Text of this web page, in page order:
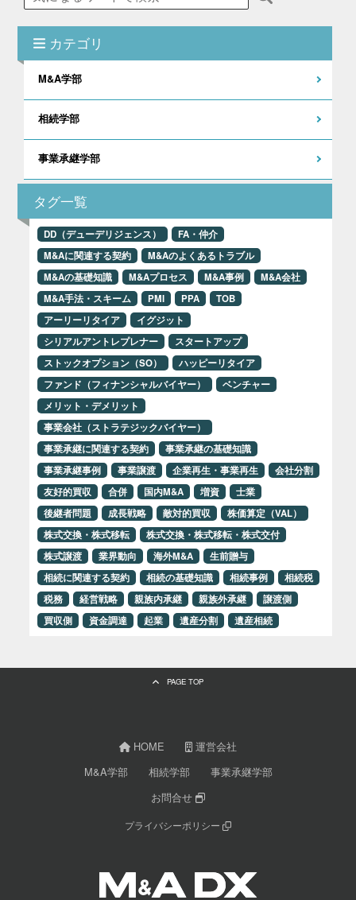
カテゴリ
M&A学部
相続学部
事業承継学部
タグ一覧
DD（デューデリジェンス）
FA・仲介
M&Aに関連する契約
M&Aのよくあるトラブル
M&Aの基礎知識
M&Aプロセス M&A事例
M&A会社
M&A手法・スキーム
PMI PPA
TOB
アーリーリタイア
イグジット
シリアルアントレプレナー
スタートアップ
ストックオプション（SO）
ハッピーリタイア
ファンド（フィナンシャルバイヤー）
ベンチャー
メリット・デメリット
事業会社（ストラテジックバイヤー）
事業承継に関連する契約
事業承継の基礎知識
事業承継事例
事業譲渡 企業再生・事業再生
会社分割
友好的買収
合併 国内M&A 増資
士業
後継者問題
成長戦略 敵対的買収
株価算定（VAL）
株式交換・株式移転
株式交換・株式移転・株式交付
株式譲渡
業界動向 海外M&A
生前贈与
相続に関連する契約
相続の基礎知識 相続事例
相続税
税務
経営戦略 親族内承継 親族外承継
譲渡側
買収側
資金調達 起業 遺産分割 遺産相続
PAGE TOP
HOME
運営会社
M&A学部
相続学部
事業承継学部
お問合せ
プライバシーポリシー